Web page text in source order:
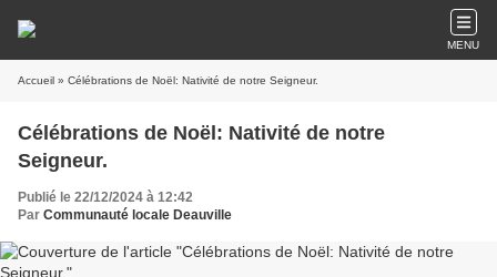
MENU
Accueil » Célébrations de Noël: Nativité de notre Seigneur.
Célébrations de Noël: Nativité de notre
Seigneur.
Publié le 22/12/2024 à 12:42
Par Communauté locale Deauville